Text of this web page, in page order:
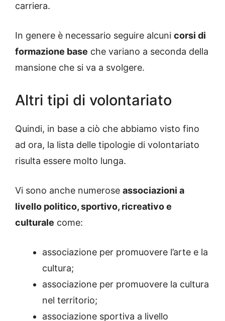
carriera.
In genere è necessario seguire alcuni corsi di
formazione base che variano a seconda della
mansione che si va a svolgere.
Altri tipi di volontariato
Quindi, in base a ciò che abbiamo visto fino
ad ora, la lista delle tipologie di volontariato
risulta essere molto lunga.
Vi sono anche numerose associazioni a
livello politico, sportivo, ricreativo e
culturale come:
associazione per promuovere l’arte e la
cultura;
associazione per promuovere la cultura
nel territorio;
associazione sportiva a livello